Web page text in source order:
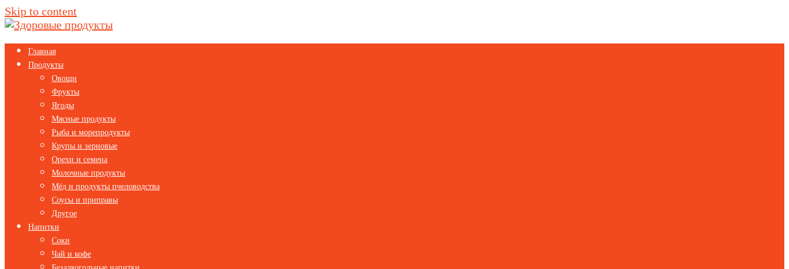
Skip to content
Главная
Продукты
Овощи
Фрукты
Ягоды
Мясные продукты
Рыба и морепродукты
Крупы и зерновые
Орехи и семена
Молочные продукты
Мёд и продукты пчеловодства
Соусы и приправы
Другое
Напитки
Соки
Чай и кофе